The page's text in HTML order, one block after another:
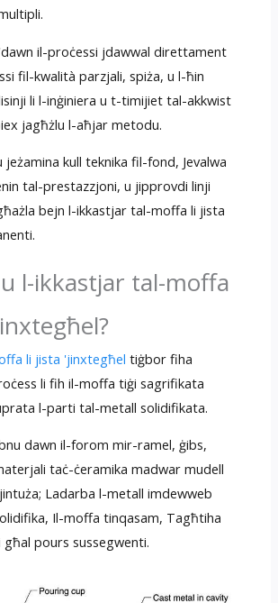
il-proċessi jdawwal direttament
fil-kwalità parzjali, spiża, u l-ħin
li l-inġiniera u t-timijiet tal-akkwist
jagħżlu l-aħjar metodu.
kull teknika fil-fond, Jevalwa
tal-prestazzjoni, u jipprovdi linji
bejn l-ikkastjar tal-moffa li jista
l-ikkastjar tal-moffa
li jista 'jinxtegħel tiġbor fiha
li fih il-moffa tiġi sagrifikata
l-parti tal-metall solidifikata.
dawn il-forom mir-ramel, ġibs,
taċ-ċeramika madwar mudell
Ladarba l-metall imdewweb
Il-moffa tinqasam, Tagħtiha
pours sussegwenti.